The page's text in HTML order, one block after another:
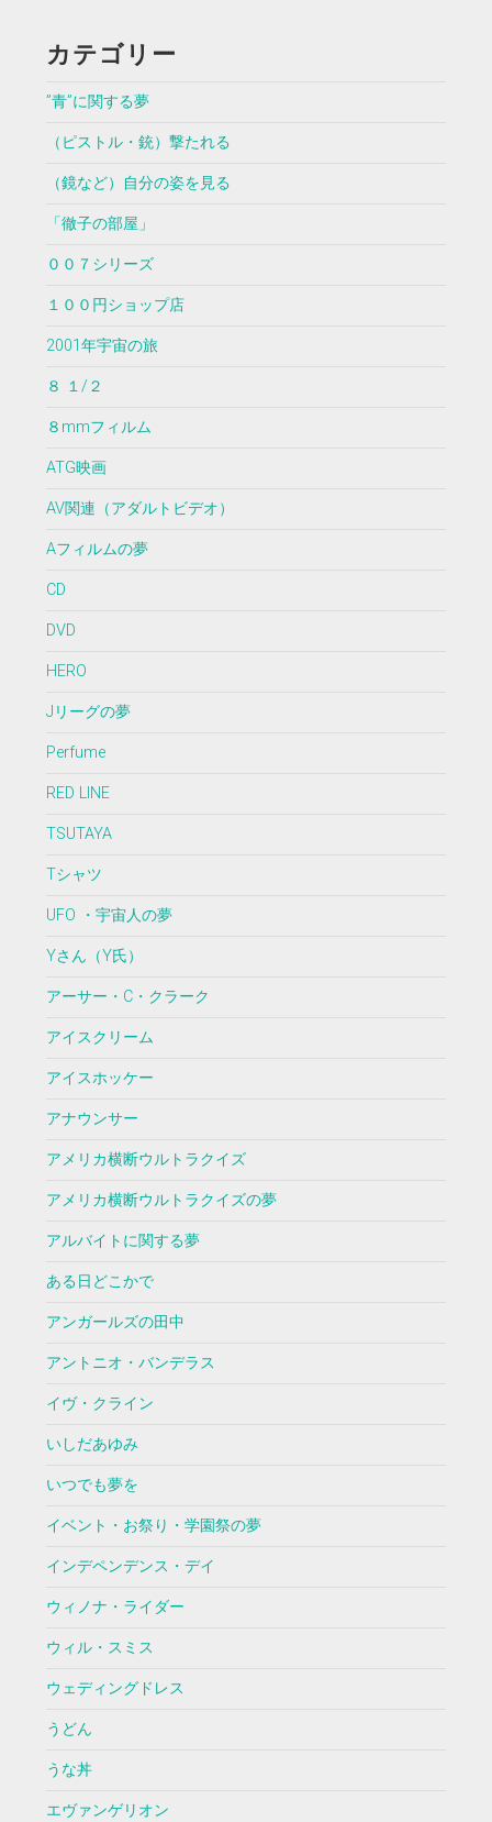
カテゴリー
”青”に関する夢
（ピストル・銃）撃たれる
（鏡など）自分の姿を見る
「徹子の部屋」
００７シリーズ
１００円ショップ店
2001年宇宙の旅
８ １/２
８mmフィルム
ATG映画
AV関連（アダルトビデオ）
Aフィルムの夢
CD
DVD
HERO
Jリーグの夢
Perfume
RED LINE
TSUTAYA
Tシャツ
UFO ・宇宙人の夢
Yさん（Y氏）
アーサー・C・クラーク
アイスクリーム
アイスホッケー
アナウンサー
アメリカ横断ウルトラクイズ
アメリカ横断ウルトラクイズの夢
アルバイトに関する夢
ある日どこかで
アンガールズの田中
アントニオ・バンデラス
イヴ・クライン
いしだあゆみ
いつでも夢を
イベント・お祭り・学園祭の夢
インデペンデンス・デイ
ウィノナ・ライダー
ウィル・スミス
ウェディングドレス
うどん
うな丼
エヴァンゲリオン